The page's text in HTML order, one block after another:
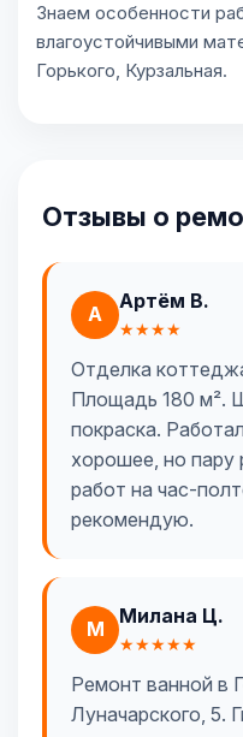
Знаем особенности
влагоустойчивыми
Горького, Курзальная.
Отзывы о
А
Артём В.
★★★★
Отделка
Площадь 180 м².
покраска.
хорошее, но пару
работ на час-
рекомендую.
М
Милана Ц.
★★★★★
Ремонт ванной в
Луначарского, 5.